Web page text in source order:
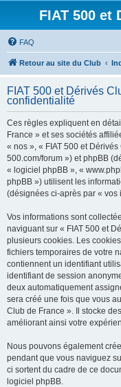
FIAT 500 et
FAQ
Retour au site du Club
FIAT 500 et Dérivés
confidentialité
Ces règles expliquent en
France » et ses sociétés
« nos », « FIAT 500 et
500.com/forum ») et phpBB
« logiciel phpBB », «
phpBB ») utilisent les
(désignées ci-après par « vos
Vos informations sont
naviguant sur « FIAT 500 et
plusieurs cookies. Les
fichiers temporaires de votre
contiennent un identifiant
identifiant de session
deux automatiquement
sera créé une fois que vous
Club de France ». Il stocke
améliorant ainsi votre
Nous pouvons également
pendant que vous naviguez
ci sortent du cadre de ce
logiciel phpBB.